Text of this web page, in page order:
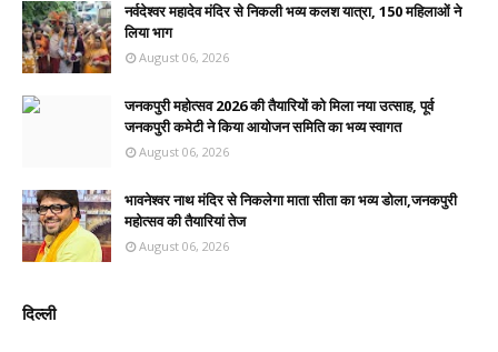
नर्वदेश्वर महादेव मंदिर से निकली भव्य कलश यात्रा, 150 महिलाओं ने
लिया भाग
August 06, 2026
जनकपुरी महोत्सव 2026 की तैयारियों को मिला नया उत्साह, पूर्व
जनकपुरी कमेटी ने किया आयोजन समिति का भव्य स्वागत
August 06, 2026
भावनेश्वर नाथ मंदिर से निकलेगा माता सीता का भव्य डोला,जनकपुरी
महोत्सव की तैयारियां तेज
August 06, 2026
दिल्ली